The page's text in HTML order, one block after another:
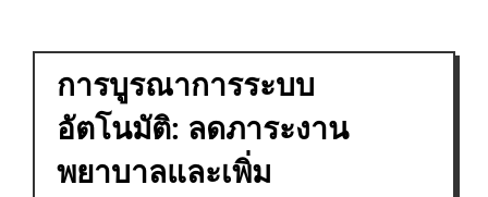
การบูรณาการระบบ
อัตโนมัติ: ลดภาระงาน
พยาบาลและเพิ่ม